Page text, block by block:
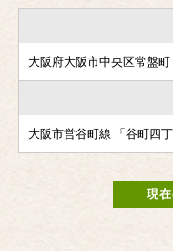
大阪府大阪市中央区常盤町
大阪市営谷町線 「谷町四
現